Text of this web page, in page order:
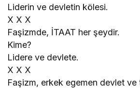
ÖNDER BALIKÇI
METE KOZDAĞ
MAKİNESİNDEN ÇIKAN
Liderin ve devletin kölesi.
X X X
Faşizmde, İTAAT her şeydir.
Kime?
Lidere ve devlete.
X X X
Faşizm, erkek egemen devlet ve